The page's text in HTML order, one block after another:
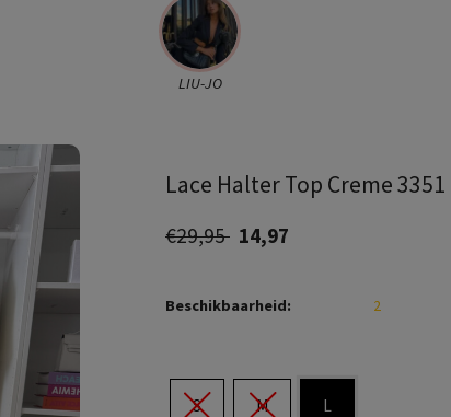
LIU-JO
Lace Halter Top Creme 3351
€29,95 14,97
Beschikbaarheid: 2
S M L